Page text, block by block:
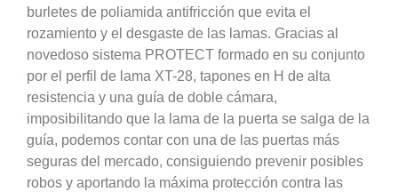
burletes de poliamida antifricción que evita el
rozamiento y el desgaste de las lamas. Gracias al
novedoso sistema PROTECT formado en su conjunto
por el perfil de lama XT-28, tapones en H de alta
resistencia y una guía de doble cámara,
imposibilitando que la lama de la puerta se salga de la
guía, podemos contar con una de las puertas más
seguras del mercado, consiguiendo prevenir posibles
robos y aportando la máxima protección contra las